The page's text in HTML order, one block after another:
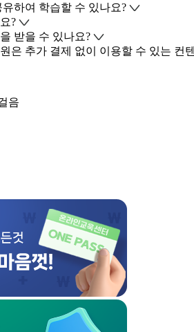
하여 학습할 수 있나요?
?
받을 수 있나요?
은 추가 결제 없이 이용할 수 있는 컨
음